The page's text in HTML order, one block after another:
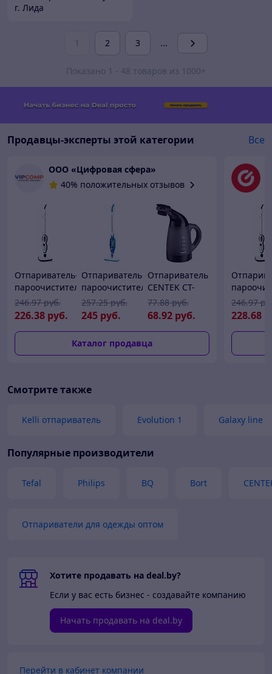
г. Лида
1 2 3 ...
Показано 1 - 48 товаров из 1000+
Продавцы-эксперты этой категории Все
ООО «Цифровая сфера»
40% положительных отзывов
Отпариватель-
пароочиститель
Kitfort KT-1008
226.38 руб.
246.97 руб.
Отпариватель-
пароочиститель
Kitfort KT-
1005-1
245 руб.
257.25 руб.
Отпариватель
CENTEK CT-
2381
68.92 руб.
77.88 руб.
Каталог продавца
Kitfort
228.68
246.97
Смотрите также
Kelli отпариватель Evolution 1 Galaxy line
Популярные производители
Tefal Philips BQ Bort
Отпариватели для одежды оптом
Хотите продавать на deal.by?
Если у вас есть бизнес - создавайте компанию
Начать продавать на deal.by
Перейти в кабинет компании